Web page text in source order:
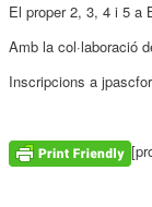
El proper 2, 3, 4 i 5 a
Amb la col·laboració
Inscripcions a